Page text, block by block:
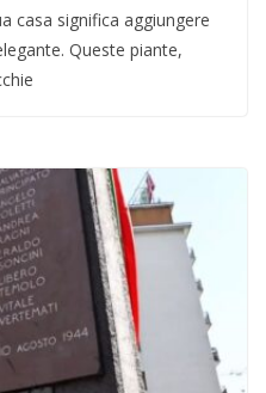
casa significa aggiungere
Queste piante,